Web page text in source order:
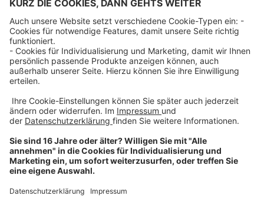
Über uns
Dehner Unternehmen
Jobs bei Dehner